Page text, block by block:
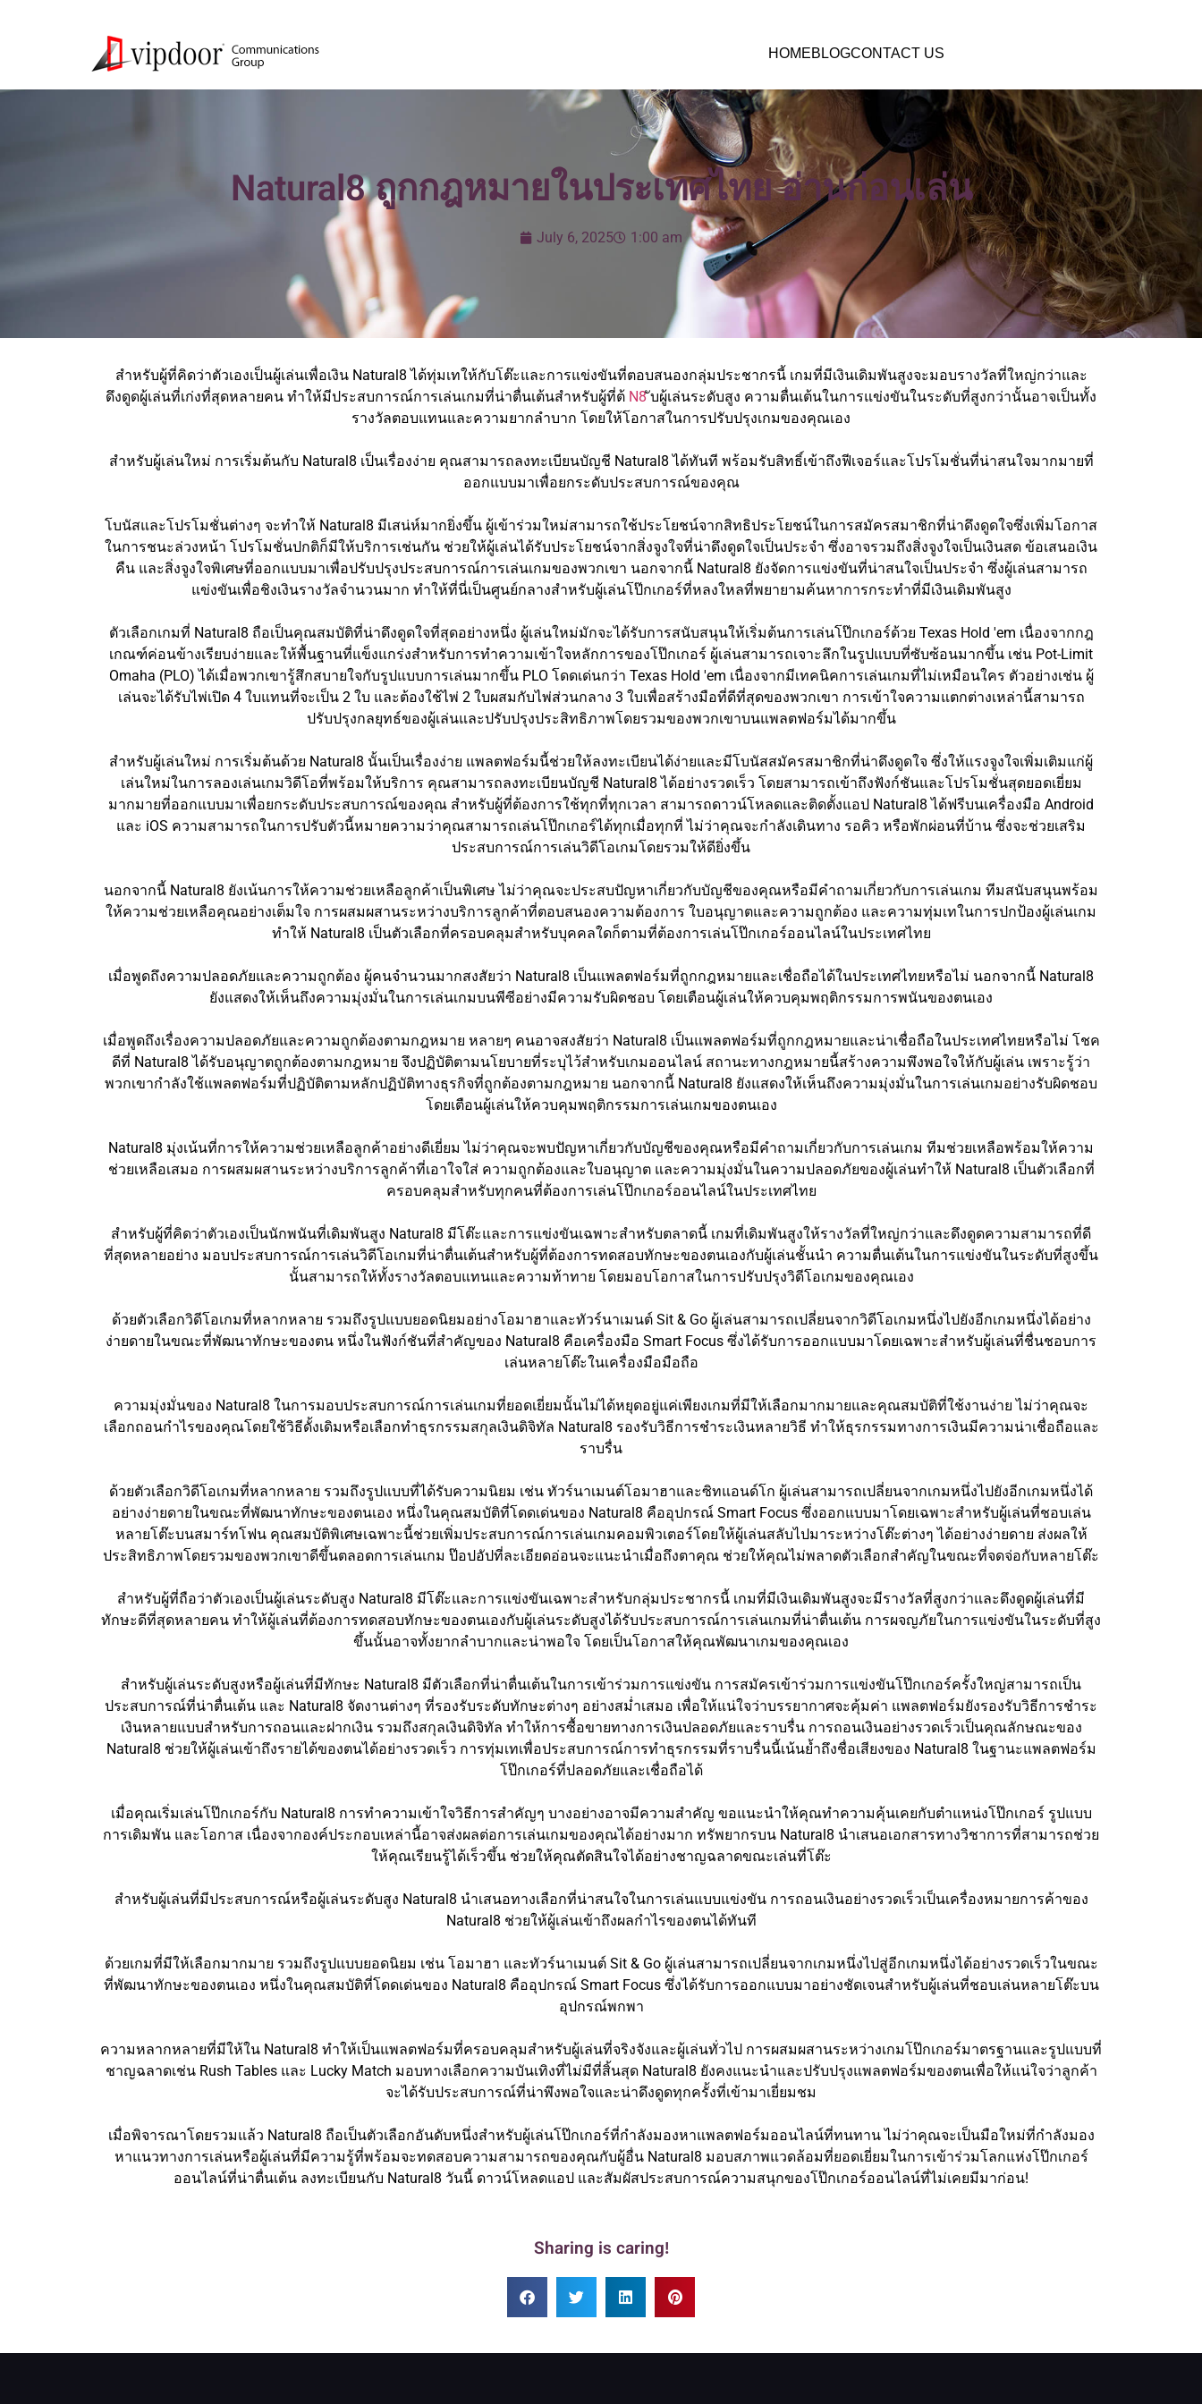
HOMEBLOGCONTACT US
Natural8 ถูกกฎหมายในประเทศไทย อ่านก่อนเล่น
July 6, 2025 1:00 am
สำหรับผู้ที่คิดว่าตัวเองเป็นผู้เล่นเพื่อเงิน Natural8 ได้ทุ่มเทให้กับโต๊ะและการแข่งขันที่ตอบสนองกลุ่มประชากรนี้ เกมที่มีเงินเดิมพันสูงจะมอบรางวัลที่ใหญ่กว่าและ
ดึงดูดผู้เล่นที่เก่งที่สุดหลายคน ทำให้มีประสบการณ์การเล่นเกมที่น่าตื่นเต้นสำหรับผู้ที่ต้ N8ับผู้เล่นระดับสูง ความตื่นเต้นในการแข่งขันในระดับที่สูงกว่านั้นอาจเป็นทั้ง
รางวัลตอบแทนและความยากลำบาก โดยให้โอกาสในการปรับปรุงเกมของคุณเอง
สำหรับผู้เล่นใหม่ การเริ่มต้นกับ Natural8 เป็นเรื่องง่าย คุณสามารถลงทะเบียนบัญชี Natural8 ได้ทันที พร้อมรับสิทธิ์เข้าถึงฟีเจอร์และโปรโมชั่นที่น่าสนใจมากมายที่
ออกแบบมาเพื่อยกระดับประสบการณ์ของคุณ
โบนัสและโปรโมชั่นต่างๆ จะทำให้ Natural8 มีเสน่ห์มากยิ่งขึ้น ผู้เข้าร่วมใหม่สามารถใช้ประโยชน์จากสิทธิประโยชน์ในการสมัครสมาชิกที่น่าดึงดูดใจซึ่งเพิ่มโอกาส
ในการชนะล่วงหน้า โปรโมชั่นปกติก็มีให้บริการเช่นกัน ช่วยให้ผู้เล่นได้รับประโยชน์จากสิ่งจูงใจที่น่าดึงดูดใจเป็นประจำ ซึ่งอาจรวมถึงสิ่งจูงใจเป็นเงินสด ข้อเสนอเงิน
คืน และสิ่งจูงใจพิเศษที่ออกแบบมาเพื่อปรับปรุงประสบการณ์การเล่นเกมของพวกเขา นอกจากนี้ Natural8 ยังจัดการแข่งขันที่น่าสนใจเป็นประจำ ซึ่งผู้เล่นสามารถ
แข่งขันเพื่อชิงเงินรางวัลจำนวนมาก ทำให้ที่นี่เป็นศูนย์กลางสำหรับผู้เล่นโป๊กเกอร์ที่หลงใหลที่พยายามค้นหาการกระทำที่มีเงินเดิมพันสูง
ตัวเลือกเกมที่ Natural8 ถือเป็นคุณสมบัติที่น่าดึงดูดใจที่สุดอย่างหนึ่ง ผู้เล่นใหม่มักจะได้รับการสนับสนุนให้เริ่มต้นการเล่นโป๊กเกอร์ด้วย Texas Hold 'em เนื่องจากกฎ
เกณฑ์ค่อนข้างเรียบง่ายและให้พื้นฐานที่แข็งแกร่งสำหรับการทำความเข้าใจหลักการของโป๊กเกอร์ ผู้เล่นสามารถเจาะลึกในรูปแบบที่ซับซ้อนมากขึ้น เช่น Pot-Limit
Omaha (PLO) ได้เมื่อพวกเขารู้สึกสบายใจกับรูปแบบการเล่นมากขึ้น PLO โดดเด่นกว่า Texas Hold 'em เนื่องจากมีเทคนิคการเล่นเกมที่ไม่เหมือนใคร ตัวอย่างเช่น ผู้
เล่นจะได้รับไพ่เปิด 4 ใบแทนที่จะเป็น 2 ใบ และต้องใช้ไพ่ 2 ใบผสมกับไพ่ส่วนกลาง 3 ใบเพื่อสร้างมือที่ดีที่สุดของพวกเขา การเข้าใจความแตกต่างเหล่านี้สามารถ
ปรับปรุงกลยุทธ์ของผู้เล่นและปรับปรุงประสิทธิภาพโดยรวมของพวกเขาบนแพลตฟอร์มได้มากขึ้น
สำหรับผู้เล่นใหม่ การเริ่มต้นด้วย Natural8 นั้นเป็นเรื่องง่าย แพลตฟอร์มนี้ช่วยให้ลงทะเบียนได้ง่ายและมีโบนัสสมัครสมาชิกที่น่าดึงดูดใจ ซึ่งให้แรงจูงใจเพิ่มเติมแก่ผู้
เล่นใหม่ในการลองเล่นเกมวิดีโอที่พร้อมให้บริการ คุณสามารถลงทะเบียนบัญชี Natural8 ได้อย่างรวดเร็ว โดยสามารถเข้าถึงฟังก์ชันและโปรโมชั่นสุดยอดเยี่ยม
มากมายที่ออกแบบมาเพื่อยกระดับประสบการณ์ของคุณ สำหรับผู้ที่ต้องการใช้ทุกที่ทุกเวลา สามารถดาวน์โหลดและติดตั้งแอป Natural8 ได้ฟรีบนเครื่องมือ Android
และ iOS ความสามารถในการปรับตัวนี้หมายความว่าคุณสามารถเล่นโป๊กเกอร์ได้ทุกเมื่อทุกที่ ไม่ว่าคุณจะกำลังเดินทาง รอคิว หรือพักผ่อนที่บ้าน ซึ่งจะช่วยเสริม
ประสบการณ์การเล่นวิดีโอเกมโดยรวมให้ดียิ่งขึ้น
นอกจากนี้ Natural8 ยังเน้นการให้ความช่วยเหลือลูกค้าเป็นพิเศษ ไม่ว่าคุณจะประสบปัญหาเกี่ยวกับบัญชีของคุณหรือมีคำถามเกี่ยวกับการเล่นเกม ทีมสนับสนุนพร้อม
ให้ความช่วยเหลือคุณอย่างเต็มใจ การผสมผสานระหว่างบริการลูกค้าที่ตอบสนองความต้องการ ใบอนุญาตและความถูกต้อง และความทุ่มเทในการปกป้องผู้เล่นเกม
ทำให้ Natural8 เป็นตัวเลือกที่ครอบคลุมสำหรับบุคคลใดก็ตามที่ต้องการเล่นโป๊กเกอร์ออนไลน์ในประเทศไทย
เมื่อพูดถึงความปลอดภัยและความถูกต้อง ผู้คนจำนวนมากสงสัยว่า Natural8 เป็นแพลตฟอร์มที่ถูกกฎหมายและเชื่อถือได้ในประเทศไทยหรือไม่ นอกจากนี้ Natural8
ยังแสดงให้เห็นถึงความมุ่งมั่นในการเล่นเกมบนพีซีอย่างมีความรับผิดชอบ โดยเตือนผู้เล่นให้ควบคุมพฤติกรรมการพนันของตนเอง
เมื่อพูดถึงเรื่องความปลอดภัยและความถูกต้องตามกฎหมาย หลายๆ คนอาจสงสัยว่า Natural8 เป็นแพลตฟอร์มที่ถูกกฎหมายและน่าเชื่อถือในประเทศไทยหรือไม่ โชค
ดีที่ Natural8 ได้รับอนุญาตถูกต้องตามกฎหมาย จึงปฏิบัติตามนโยบายที่ระบุไว้สำหรับเกมออนไลน์ สถานะทางกฎหมายนี้สร้างความพึงพอใจให้กับผู้เล่น เพราะรู้ว่า
พวกเขากำลังใช้แพลตฟอร์มที่ปฏิบัติตามหลักปฏิบัติทางธุรกิจที่ถูกต้องตามกฎหมาย นอกจากนี้ Natural8 ยังแสดงให้เห็นถึงความมุ่งมั่นในการเล่นเกมอย่างรับผิดชอบ
โดยเตือนผู้เล่นให้ควบคุมพฤติกรรมการเล่นเกมของตนเอง
Natural8 มุ่งเน้นที่การให้ความช่วยเหลือลูกค้าอย่างดีเยี่ยม ไม่ว่าคุณจะพบปัญหาเกี่ยวกับบัญชีของคุณหรือมีคำถามเกี่ยวกับการเล่นเกม ทีมช่วยเหลือพร้อมให้ความ
ช่วยเหลือเสมอ การผสมผสานระหว่างบริการลูกค้าที่เอาใจใส่ ความถูกต้องและใบอนุญาต และความมุ่งมั่นในความปลอดภัยของผู้เล่นทำให้ Natural8 เป็นตัวเลือกที่
ครอบคลุมสำหรับทุกคนที่ต้องการเล่นโป๊กเกอร์ออนไลน์ในประเทศไทย
สำหรับผู้ที่คิดว่าตัวเองเป็นนักพนันที่เดิมพันสูง Natural8 มีโต๊ะและการแข่งขันเฉพาะสำหรับตลาดนี้ เกมที่เดิมพันสูงให้รางวัลที่ใหญ่กว่าและดึงดูดความสามารถที่ดี
ที่สุดหลายอย่าง มอบประสบการณ์การเล่นวิดีโอเกมที่น่าตื่นเต้นสำหรับผู้ที่ต้องการทดสอบทักษะของตนเองกับผู้เล่นชั้นนำ ความตื่นเต้นในการแข่งขันในระดับที่สูงขึ้น
นั้นสามารถให้ทั้งรางวัลตอบแทนและความท้าทาย โดยมอบโอกาสในการปรับปรุงวิดีโอเกมของคุณเอง
ด้วยตัวเลือกวิดีโอเกมที่หลากหลาย รวมถึงรูปแบบยอดนิยมอย่างโอมาฮาและทัวร์นาเมนต์ Sit & Go ผู้เล่นสามารถเปลี่ยนจากวิดีโอเกมหนึ่งไปยังอีกเกมหนึ่งได้อย่าง
ง่ายดายในขณะที่พัฒนาทักษะของตน หนึ่งในฟังก์ชันที่สำคัญของ Natural8 คือเครื่องมือ Smart Focus ซึ่งได้รับการออกแบบมาโดยเฉพาะสำหรับผู้เล่นที่ชื่นชอบการ
เล่นหลายโต๊ะในเครื่องมือมือถือ
ความมุ่งมั่นของ Natural8 ในการมอบประสบการณ์การเล่นเกมที่ยอดเยี่ยมนั้นไม่ได้หยุดอยู่แค่เพียงเกมที่มีให้เลือกมากมายและคุณสมบัติที่ใช้งานง่าย ไม่ว่าคุณจะ
เลือกถอนกำไรของคุณโดยใช้วิธีดั้งเดิมหรือเลือกทำธุรกรรมสกุลเงินดิจิทัล Natural8 รองรับวิธีการชำระเงินหลายวิธี ทำให้ธุรกรรมทางการเงินมีความน่าเชื่อถือและ
ราบรื่น
ด้วยตัวเลือกวิดีโอเกมที่หลากหลาย รวมถึงรูปแบบที่ได้รับความนิยม เช่น ทัวร์นาเมนต์โอมาฮาและซิทแอนด์โก ผู้เล่นสามารถเปลี่ยนจากเกมหนึ่งไปยังอีกเกมหนึ่งได้
อย่างง่ายดายในขณะที่พัฒนาทักษะของตนเอง หนึ่งในคุณสมบัติที่โดดเด่นของ Natural8 คืออุปกรณ์ Smart Focus ซึ่งออกแบบมาโดยเฉพาะสำหรับผู้เล่นที่ชอบเล่น
หลายโต๊ะบนสมาร์ทโฟน คุณสมบัติพิเศษเฉพาะนี้ช่วยเพิ่มประสบการณ์การเล่นเกมคอมพิวเตอร์โดยให้ผู้เล่นสลับไปมาระหว่างโต๊ะต่างๆ ได้อย่างง่ายดาย ส่งผลให้
ประสิทธิภาพโดยรวมของพวกเขาดีขึ้นตลอดการเล่นเกม ป๊อปอัปที่ละเอียดอ่อนจะแนะนำเมื่อถึงตาคุณ ช่วยให้คุณไม่พลาดตัวเลือกสำคัญในขณะที่จดจ่อกับหลายโต๊ะ
สำหรับผู้ที่ถือว่าตัวเองเป็นผู้เล่นระดับสูง Natural8 มีโต๊ะและการแข่งขันเฉพาะสำหรับกลุ่มประชากรนี้ เกมที่มีเงินเดิมพันสูงจะมีรางวัลที่สูงกว่าและดึงดูดผู้เล่นที่มี
ทักษะดีที่สุดหลายคน ทำให้ผู้เล่นที่ต้องการทดสอบทักษะของตนเองกับผู้เล่นระดับสูงได้รับประสบการณ์การเล่นเกมที่น่าตื่นเต้น การผจญภัยในการแข่งขันในระดับที่สูง
ขึ้นนั้นอาจทั้งยากลำบากและน่าพอใจ โดยเป็นโอกาสให้คุณพัฒนาเกมของคุณเอง
สำหรับผู้เล่นระดับสูงหรือผู้เล่นที่มีทักษะ Natural8 มีตัวเลือกที่น่าตื่นเต้นในการเข้าร่วมการแข่งขัน การสมัครเข้าร่วมการแข่งขันโป๊กเกอร์ครั้งใหญ่สามารถเป็น
ประสบการณ์ที่น่าตื่นเต้น และ Natural8 จัดงานต่างๆ ที่รองรับระดับทักษะต่างๆ อย่างสม่ำเสมอ เพื่อให้แน่ใจว่าบรรยากาศจะคุ้มค่า แพลตฟอร์มยังรองรับวิธีการชำระ
เงินหลายแบบสำหรับการถอนและฝากเงิน รวมถึงสกุลเงินดิจิทัล ทำให้การซื้อขายทางการเงินปลอดภัยและราบรื่น การถอนเงินอย่างรวดเร็วเป็นคุณลักษณะของ
Natural8 ช่วยให้ผู้เล่นเข้าถึงรายได้ของตนได้อย่างรวดเร็ว การทุ่มเทเพื่อประสบการณ์การทำธุรกรรมที่ราบรื่นนี้เน้นย้ำถึงชื่อเสียงของ Natural8 ในฐานะแพลตฟอร์ม
โป๊กเกอร์ที่ปลอดภัยและเชื่อถือได้
เมื่อคุณเริ่มเล่นโป๊กเกอร์กับ Natural8 การทำความเข้าใจวิธีการสำคัญๆ บางอย่างอาจมีความสำคัญ ขอแนะนำให้คุณทำความคุ้นเคยกับตำแหน่งโป๊กเกอร์ รูปแบบ
การเดิมพัน และโอกาส เนื่องจากองค์ประกอบเหล่านี้อาจส่งผลต่อการเล่นเกมของคุณได้อย่างมาก ทรัพยากรบน Natural8 นำเสนอเอกสารทางวิชาการที่สามารถช่วย
ให้คุณเรียนรู้ได้เร็วขึ้น ช่วยให้คุณตัดสินใจได้อย่างชาญฉลาดขณะเล่นที่โต๊ะ
สำหรับผู้เล่นที่มีประสบการณ์หรือผู้เล่นระดับสูง Natural8 นำเสนอทางเลือกที่น่าสนใจในการเล่นแบบแข่งขัน การถอนเงินอย่างรวดเร็วเป็นเครื่องหมายการค้าของ
Natural8 ช่วยให้ผู้เล่นเข้าถึงผลกำไรของตนได้ทันที
ด้วยเกมที่มีให้เลือกมากมาย รวมถึงรูปแบบยอดนิยม เช่น โอมาฮา และทัวร์นาเมนต์ Sit & Go ผู้เล่นสามารถเปลี่ยนจากเกมหนึ่งไปสู่อีกเกมหนึ่งได้อย่างรวดเร็วในขณะ
ที่พัฒนาทักษะของตนเอง หนึ่งในคุณสมบัติที่โดดเด่นของ Natural8 คืออุปกรณ์ Smart Focus ซึ่งได้รับการออกแบบมาอย่างชัดเจนสำหรับผู้เล่นที่ชอบเล่นหลายโต๊ะบน
อุปกรณ์พกพา
ความหลากหลายที่มีให้ใน Natural8 ทำให้เป็นแพลตฟอร์มที่ครอบคลุมสำหรับผู้เล่นที่จริงจังและผู้เล่นทั่วไป การผสมผสานระหว่างเกมโป๊กเกอร์มาตรฐานและรูปแบบที่
ชาญฉลาดเช่น Rush Tables และ Lucky Match มอบทางเลือกความบันเทิงที่ไม่มีที่สิ้นสุด Natural8 ยังคงแนะนำและปรับปรุงแพลตฟอร์มของตนเพื่อให้แน่ใจว่าลูกค้า
จะได้รับประสบการณ์ที่น่าพึงพอใจและน่าดึงดูดทุกครั้งที่เข้ามาเยี่ยมชม
เมื่อพิจารณาโดยรวมแล้ว Natural8 ถือเป็นตัวเลือกอันดับหนึ่งสำหรับผู้เล่นโป๊กเกอร์ที่กำลังมองหาแพลตฟอร์มออนไลน์ที่ทนทาน ไม่ว่าคุณจะเป็นมือใหม่ที่กำลังมอง
หาแนวทางการเล่นหรือผู้เล่นที่มีความรู้ที่พร้อมจะทดสอบความสามารถของคุณกับผู้อื่น Natural8 มอบสภาพแวดล้อมที่ยอดเยี่ยมในการเข้าร่วมโลกแห่งโป๊กเกอร์
ออนไลน์ที่น่าตื่นเต้น ลงทะเบียนกับ Natural8 วันนี้ ดาวน์โหลดแอป และสัมผัสประสบการณ์ความสนุกของโป๊กเกอร์ออนไลน์ที่ไม่เคยมีมาก่อน!
Sharing is caring!